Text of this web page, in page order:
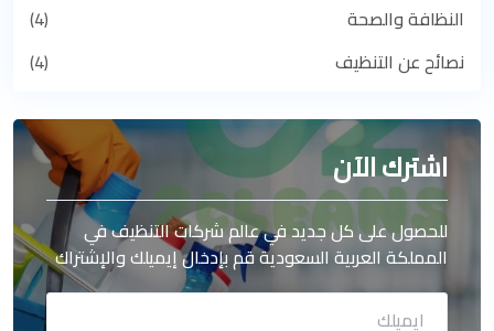
النظافة والصحة
(4)
نصائح عن التنظيف
(4)
اشترك الآن
للحصول على كل جديد في عالم شركات التنظيف في
المملكة العربية السعودية قم بإدخال إيميلك والإشتراك